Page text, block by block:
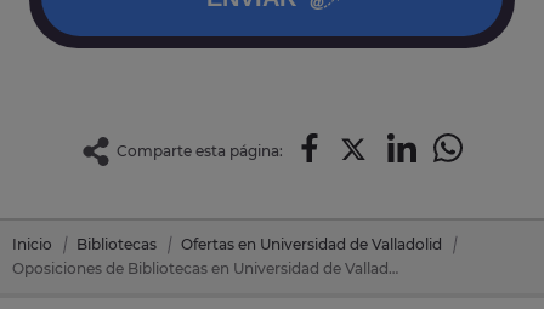
Comparte esta página:
Inicio Bibliotecas
Ofertas en Universidad de Valladolid
Oposiciones de Bibliotecas en Universidad de Valladolid